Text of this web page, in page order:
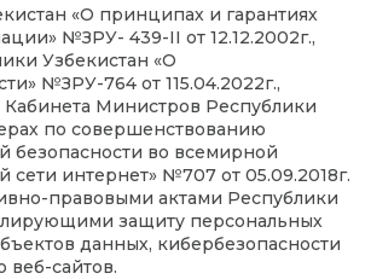
«О принципах и гарантиях
№ЗРУ- 439-II от 12.12.2002г.,
Узбекистан «О
№ЗРУ-764 от 115.04.2022г.,
Министров Республики
по совершенствованию
безопасности во всемирной
интернет» №707 от 05.09.2018г.
правовыми актами Республики
защиту персональных
данных, кибербезопасности
веб-сайтов.